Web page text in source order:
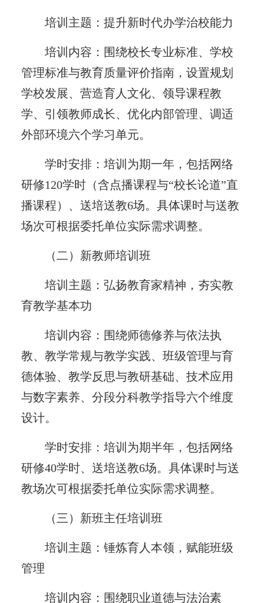
培训主题：提升新时代办学治校能力
培训内容：围绕校长专业标准、学校
管理标准与教育质量评价指南，设置规划
学校发展、营造育人文化、领导课程教
学、引领教师成长、优化内部管理、调适
外部环境六个学习单元。
学时安排：培训为期一年，包括网络
研修120学时（含点播课程与“校长论道”直
播课程）、送培送教6场。具体课时与送教
场次可根据委托单位实际需求调整。
（二）新教师培训班
培训主题：弘扬教育家精神，夯实教
育教学基本功
培训内容：围绕师德修养与依法执
教、教学常规与教学实践、班级管理与育
德体验、教学反思与教研基础、技术应用
与数字素养、分段分科教学指导六个维度
设计。
学时安排：培训为期半年，包括网络
研修40学时、送培送教6场。具体课时与送
教场次可根据委托单位实际需求调整。
（三）新班主任培训班
培训主题：锤炼育人本领，赋能班级
管理
培训内容：围绕职业道德与法治素